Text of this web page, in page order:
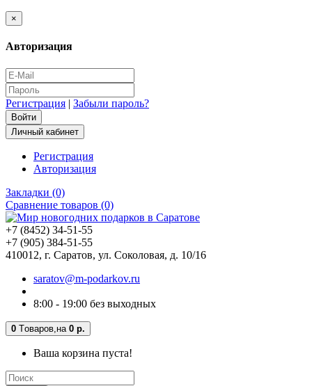
×
Авторизация
Регистрация | Забыли пароль?
Личный кабинет
Регистрация
Авторизация
Закладки (0)
Сравнение товаров (0)
+7 (8452) 34-51-55
+7 (905) 384-51-55
410012, г. Саратов, ул. Соколовая, д. 10/16
saratov@m-podarkov.ru
8:00 - 19:00 без выходных
0 Tоваров, на 0 р.
Ваша корзина пуста!